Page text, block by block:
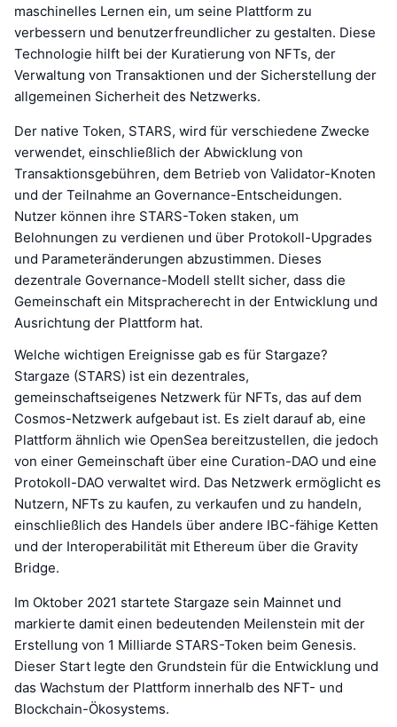
maschinelles Lernen ein, um seine Plattform zu
verbessern und benutzerfreundlicher zu gestalten. Diese
Technologie hilft bei der Kuratierung von NFTs, der
Verwaltung von Transaktionen und der Sicherstellung der
allgemeinen Sicherheit des Netzwerks.
Der native Token, STARS, wird für verschiedene Zwecke
verwendet, einschließlich der Abwicklung von
Transaktionsgebühren, dem Betrieb von Validator-Knoten
und der Teilnahme an Governance-Entscheidungen.
Nutzer können ihre STARS-Token staken, um
Belohnungen zu verdienen und über Protokoll-Upgrades
und Parameteränderungen abzustimmen. Dieses
dezentrale Governance-Modell stellt sicher, dass die
Gemeinschaft ein Mitspracherecht in der Entwicklung und
Ausrichtung der Plattform hat.
Welche wichtigen Ereignisse gab es für Stargaze?
Stargaze (STARS) ist ein dezentrales,
gemeinschaftseigenes Netzwerk für NFTs, das auf dem
Cosmos-Netzwerk aufgebaut ist. Es zielt darauf ab, eine
Plattform ähnlich wie OpenSea bereitzustellen, die jedoch
von einer Gemeinschaft über eine Curation-DAO und eine
Protokoll-DAO verwaltet wird. Das Netzwerk ermöglicht es
Nutzern, NFTs zu kaufen, zu verkaufen und zu handeln,
einschließlich des Handels über andere IBC-fähige Ketten
und der Interoperabilität mit Ethereum über die Gravity
Bridge.
Im Oktober 2021 startete Stargaze sein Mainnet und
markierte damit einen bedeutenden Meilenstein mit der
Erstellung von 1 Milliarde STARS-Token beim Genesis.
Dieser Start legte den Grundstein für die Entwicklung und
das Wachstum der Plattform innerhalb des NFT- und
Blockchain-Ökosystems.